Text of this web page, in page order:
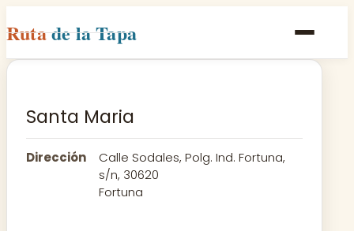
Rutade la Tapa
Inicio
Rutas
Santa Maria
Dirección
Calle Sodales, Polg. Ind. Fortuna,
s/n, 30620
Fortuna